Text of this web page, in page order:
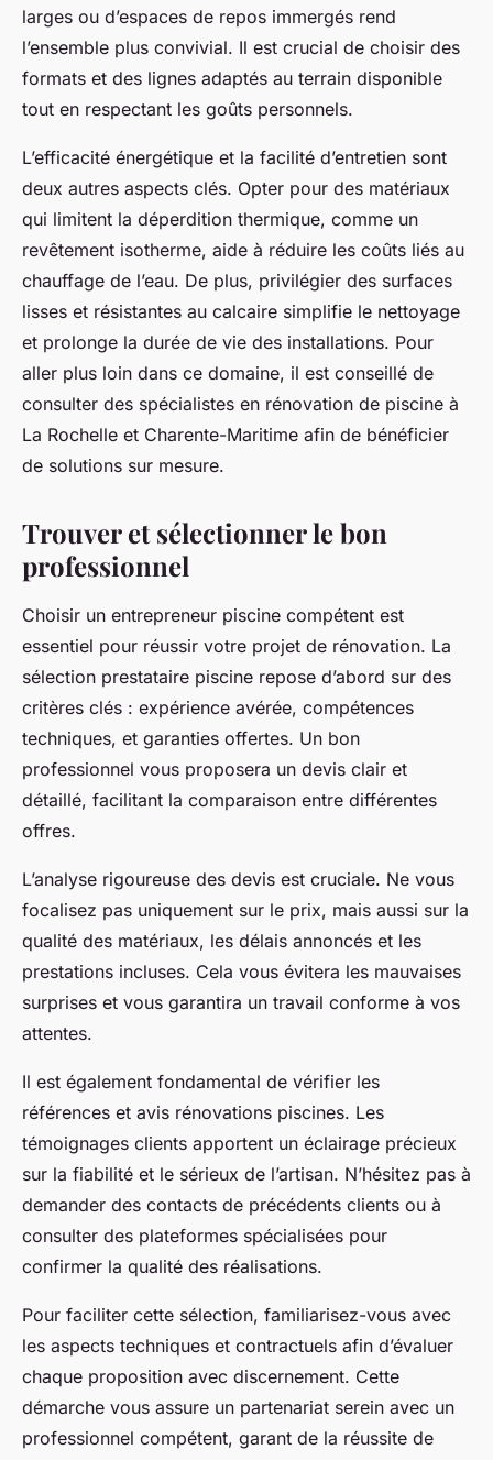
larges ou d’espaces de repos immergés rend
l’ensemble plus convivial. Il est crucial de choisir des
formats et des lignes adaptés au terrain disponible
tout en respectant les goûts personnels.
L’efficacité énergétique et la facilité d’entretien sont
deux autres aspects clés. Opter pour des matériaux
qui limitent la déperdition thermique, comme un
revêtement isotherme, aide à réduire les coûts liés au
chauffage de l’eau. De plus, privilégier des surfaces
lisses et résistantes au calcaire simplifie le nettoyage
et prolonge la durée de vie des installations. Pour
aller plus loin dans ce domaine, il est conseillé de
consulter des spécialistes en rénovation de piscine à
La Rochelle et Charente-Maritime afin de bénéficier
de solutions sur mesure.
Trouver et sélectionner le bon
professionnel
Choisir un entrepreneur piscine compétent est
essentiel pour réussir votre projet de rénovation. La
sélection prestataire piscine repose d’abord sur des
critères clés : expérience avérée, compétences
techniques, et garanties offertes. Un bon
professionnel vous proposera un devis clair et
détaillé, facilitant la comparaison entre différentes
offres.
L’analyse rigoureuse des devis est cruciale. Ne vous
focalisez pas uniquement sur le prix, mais aussi sur la
qualité des matériaux, les délais annoncés et les
prestations incluses. Cela vous évitera les mauvaises
surprises et vous garantira un travail conforme à vos
attentes.
Il est également fondamental de vérifier les
références et avis rénovations piscines. Les
témoignages clients apportent un éclairage précieux
sur la fiabilité et le sérieux de l’artisan. N’hésitez pas à
demander des contacts de précédents clients ou à
consulter des plateformes spécialisées pour
confirmer la qualité des réalisations.
Pour faciliter cette sélection, familiarisez-vous avec
les aspects techniques et contractuels afin d’évaluer
chaque proposition avec discernement. Cette
démarche vous assure un partenariat serein avec un
professionnel compétent, garant de la réussite de